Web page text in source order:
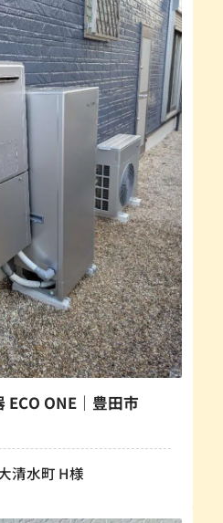
ECO ONE｜豊田市
清水町 H様